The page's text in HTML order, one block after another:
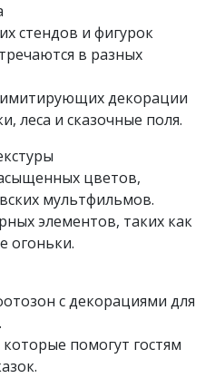
стендов и фигурок
в разных
декорации
леса и сказочные поля.
цветов,
мультфильмов.
элементов, таких как
огоньки.
с декорациями для
помогут гостям